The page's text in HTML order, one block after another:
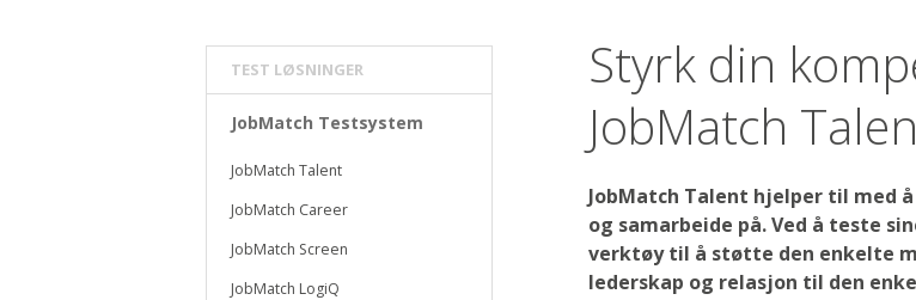
Styrk din
JobMatch
JobMatch Talent hjelper til med
og samarbeide på. Ved å teste
verktøy til å støtte den enkelte
lederskap og relasjon til den
TEST LØSNINGER
JobMatch Testsystem
JobMatch Talent
JobMatch Career
JobMatch Screen
JobMatch LogiQ